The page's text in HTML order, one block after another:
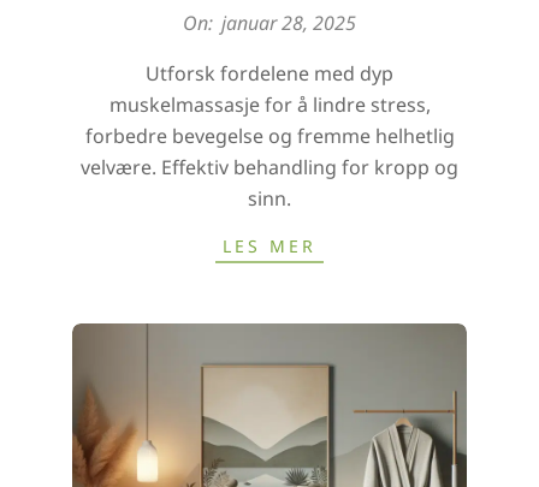
On: januar 28, 2025
Utforsk fordelene med dyp
muskelmassasje for å lindre stress,
forbedre bevegelse og fremme helhetlig
velvære. Effektiv behandling for kropp og
sinn.
LES MER